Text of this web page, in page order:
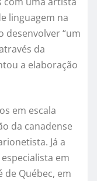
linguagem na
desenvolver “um
da
a elaboração
em escala
da canadense
Já a
em
Québec, em